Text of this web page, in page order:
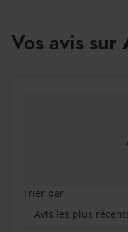
Vos avis sur
Trier par
Avis les plus